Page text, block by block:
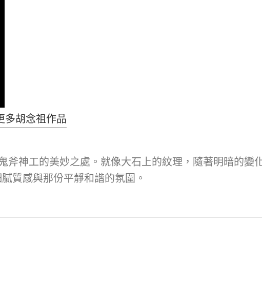
多胡念祖作品
神工的美妙之處。就像大石上的紋理，隨著明暗的變
質感與那份平靜和諧的氛圍。